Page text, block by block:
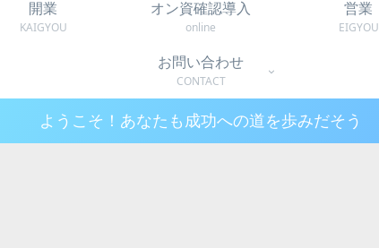
開業
KAIGYOU
オン資確認導入
online
営業
EIGYOU
お問い合わせ
CONTACT
ようこそ！あなたも成功への道を歩みだそう